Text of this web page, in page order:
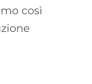
così